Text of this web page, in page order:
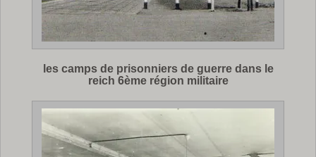
les camps de prisonniers de guerre dans le
reich 6ème région militaire